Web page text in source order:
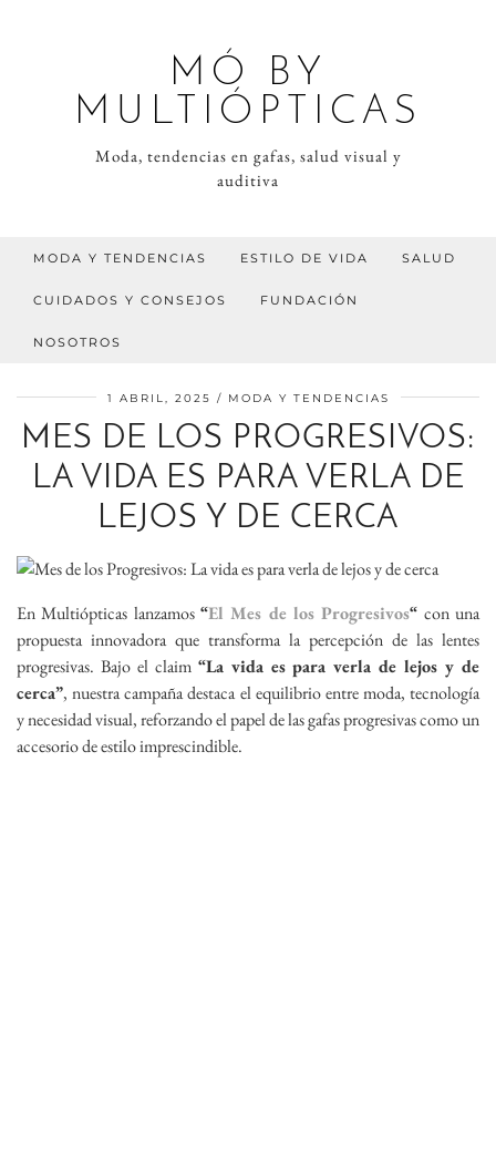
MÓ BY
MULTIÓPTICAS
Moda, tendencias en gafas, salud visual y
auditiva
MODA Y TENDENCIAS ESTILO DE VIDA SALUD
CUIDADOS Y CONSEJOS FUNDACIÓN
NOSOTROS
1 ABRIL, 2025 MODA Y TENDENCIAS
MES DE LOS PROGRESIVOS:
LA VIDA ES PARA VERLA DE
LEJOS Y DE CERCA
En Multiópticas lanzamos “El Mes de los Progresivos“ con una
propuesta innovadora que transforma la percepción de las lentes
progresivas. Bajo el claim “La vida es para verla de lejos y de
cerca”, nuestra campaña destaca el equilibrio entre moda, tecnología
y necesidad visual, reforzando el papel de las gafas progresivas como un
accesorio de estilo imprescindible.